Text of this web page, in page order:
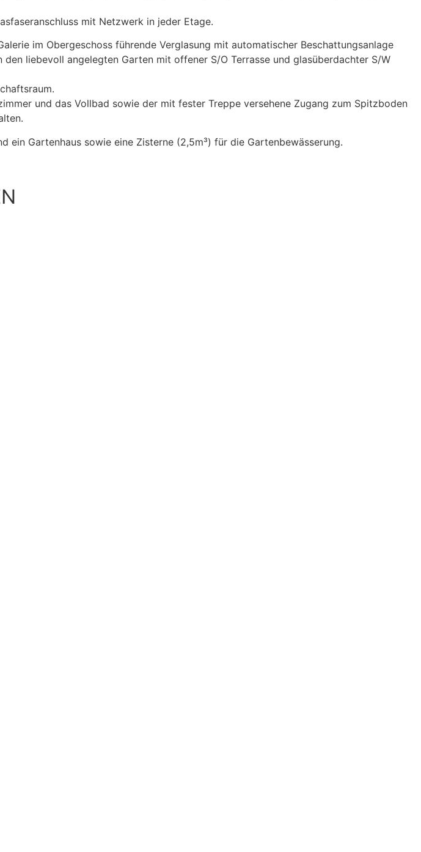
mit Netzwerk in jeder Etage.
im Obergeschoss führende Verglasung mit automatischer Beschattungsanlage
liebevoll angelegten Garten mit offener S/O Terrasse und glasüberdachter S/W
und das Vollbad sowie der mit fester Treppe versehene Zugang zum Spitzboden
Gartenhaus sowie eine Zisterne (2,5m³) für die Gartenbewässerung.